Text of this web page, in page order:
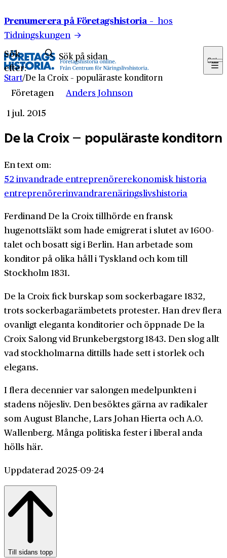
Prenumerera på Företagshistoria – hos
Tidningskungen
Sök
efter:
Sök
Start/De la Croix – populäraste konditorn
Företagen
Anders Johnson
1 jul. 2015
De la Croix – populäraste konditorn
En text om:
52 invandrade entreprenörerekonomisk historia
entreprenörerinvandrarenäringslivshistoria
Ferdinand De la Croix tillhörde en fransk
hugenottsläkt som hade emigrerat i slutet av 1600-
talet och bosatt sig i Berlin. Han arbetade som
konditor på olika håll i Tyskland och kom till
Stockholm 1831.
De la Croix fick burskap som sockerbagare 1832,
trots sockerbagarämbetets protester. Han drev flera
ovanligt eleganta konditorier och öppnade De la
Croix Salong vid Brunkebergstorg 1843. Den slog allt
vad stockholmarna dittills hade sett i storlek och
elegans.
I flera decennier var salongen medelpunkten i
stadens nöjesliv. Den besöktes gärna av radikaler
som August Blanche, Lars Johan Hierta och A.O.
Wallenberg. Många politiska fester i liberal anda
hölls här.
Uppdaterad 2025-09-24
Till sidans topp